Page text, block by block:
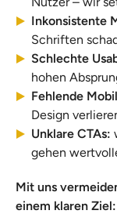
Inkonsistente
Schriften
Schlechte
hohen
Fehlende
Design
Unklare CTAs:
gehen
Mit uns
einem klaren